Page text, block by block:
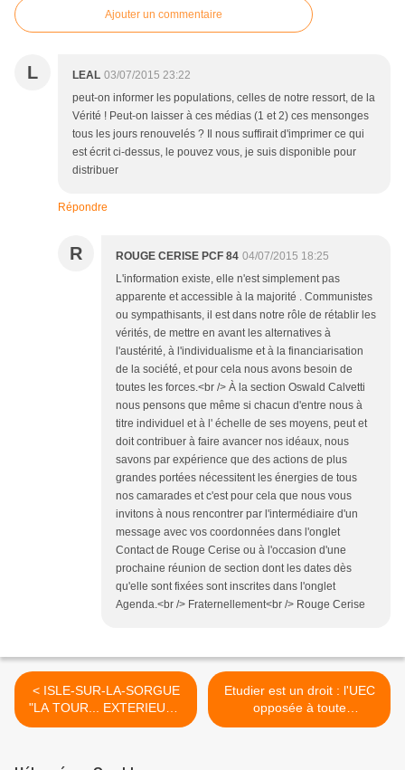
Ajouter un commentaire
L LEAL 03/07/2015 23:22
peut-on informer les populations, celles de notre ressort, de la
Vérité ! Peut-on laisser à ces médias (1 et 2) ces mensonges
tous les jours renouvelés ? Il nous suffirait d'imprimer ce qui
est écrit ci-dessus, le pouvez vous, je suis disponible pour
distribuer
Répondre
R ROUGE CERISE PCF 84 04/07/2015 18:25
L'information existe, elle n'est simplement pas
apparente et accessible à la majorité . Communistes
ou sympathisants, il est dans notre rôle de rétablir les
vérités, de mettre en avant les alternatives à
l'austérité, à l'individualisme et à la financiarisation
de la société, et pour cela nous avons besoin de
toutes les forces.<br /> À la section Oswald Calvetti
nous pensons que même si chacun d'entre nous à
titre individuel et à l' échelle de ses moyens, peut et
doit contribuer à faire avancer nos idéaux, nous
savons par expérience que des actions de plus
grandes portées nécessitent les énergies de tous
nos camarades et c'est pour cela que nous vous
invitons à nous rencontrer par l'intermédiaire d'un
message avec vos coordonnées dans l'onglet
Contact de Rouge Cerise ou à l'occasion d'une
prochaine réunion de section dont les dates dès
qu'elle sont fixées sont inscrites dans l'onglet
Agenda.<br /> Fraternellement<br /> Rouge Cerise
< ISLE-SUR-LA-SORGUE
"LA TOUR... EXTERIEURS
NUITS"
Etudier est un droit : l'UEC
opposée à toute
augmentation des frais